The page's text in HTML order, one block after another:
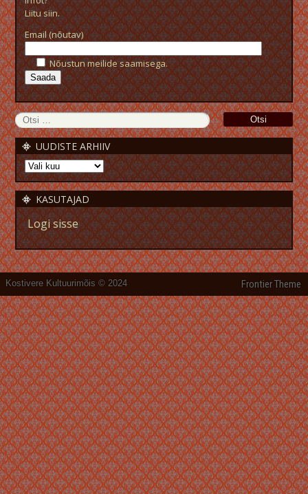
Liitu siin.
Email (nõutav)
Nõustun meilide saamisega.
UUDISTE ARHIIV
KASUTAJAD
Logi sisse
Kostivere Kultuurimõis © 2024 Frontier Theme